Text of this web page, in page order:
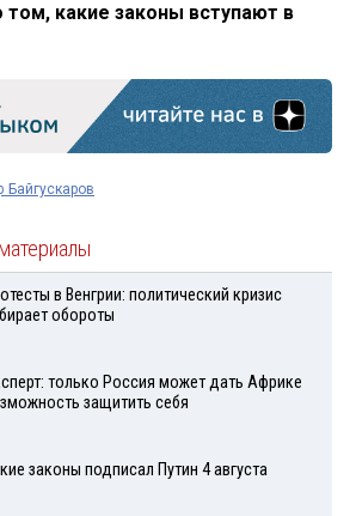
том, какие законы вступают в
Байгускаров
в Венгрии: политический кризис
обороты
только Россия может дать Африке
защитить себя
законы подписал Путин 4 августа